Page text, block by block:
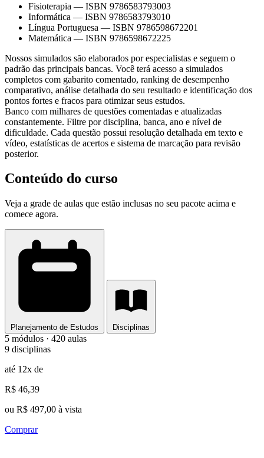
Fisioterapia — ISBN 9786583793003
Informática — ISBN 9786583793010
Língua Portuguesa — ISBN 9786598672201
Matemática — ISBN 9786598672225
Nossos simulados são elaborados por especialistas e seguem o
padrão das principais bancas. Você terá acesso a simulados
completos com gabarito comentado, ranking de desempenho
comparativo, análise detalhada do seu resultado e identificação dos
pontos fortes e fracos para otimizar seus estudos.
Banco com milhares de questões comentadas e atualizadas
constantemente. Filtre por disciplina, banca, ano e nível de
dificuldade. Cada questão possui resolução detalhada em texto e
vídeo, estatísticas de acertos e sistema de marcação para revisão
posterior.
Conteúdo do curso
Veja a grade de aulas que estão inclusas no seu pacote acima e
comece agora.
Planejamento de Estudos Disciplinas
5 módulos · 420 aulas
9 disciplinas
até 12x de
R$ 46,39
ou R$ 497,00 à vista
Comprar